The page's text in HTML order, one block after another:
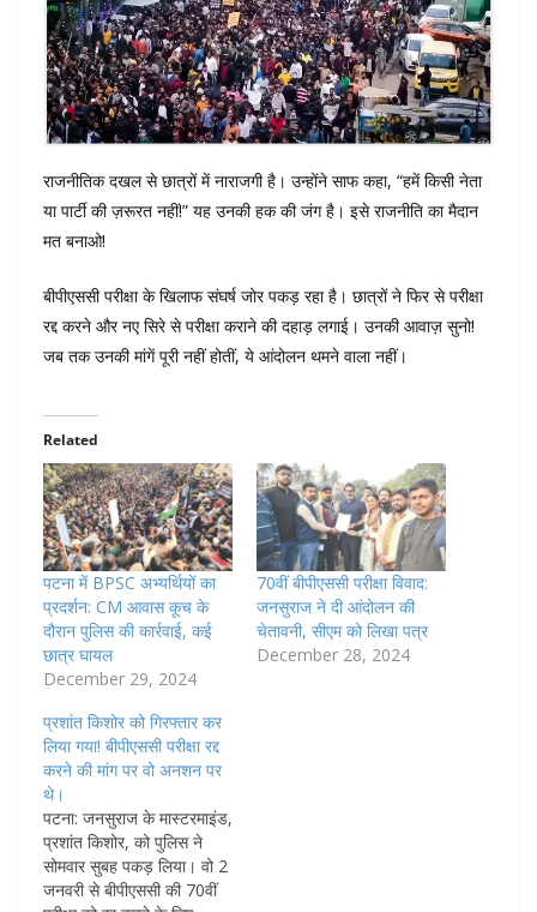
राजनीतिक दखल से छात्रों में नाराजगी है। उन्होंने साफ कहा, “हमें किसी नेता
या पार्टी की ज़रूरत नहीं!” यह उनकी हक की जंग है। इसे राजनीति का मैदान
मत बनाओ!
बीपीएससी परीक्षा के खिलाफ संघर्ष जोर पकड़ रहा है। छात्रों ने फिर से परीक्षा
रद्द करने और नए सिरे से परीक्षा कराने की दहाड़ लगाई। उनकी आवाज़ सुनो!
जब तक उनकी मांगें पूरी नहीं होतीं, ये आंदोलन थमने वाला नहीं।
Related
पटना में BPSC अभ्यर्थियों का
प्रदर्शन: CM आवास कूच के
दौरान पुलिस की कार्रवाई, कई
छात्र घायल
December 29, 2024
70वीं बीपीएससी परीक्षा विवाद:
जनसुराज ने दी आंदोलन की
चेतावनी, सीएम को लिखा पत्र
December 28, 2024
प्रशांत किशोर को गिरफ्तार कर
लिया गया! बीपीएससी परीक्षा रद्द
करने की मांग पर वो अनशन पर
थे।
पटना: जनसुराज के मास्टरमाइंड,
प्रशांत किशोर, को पुलिस ने
सोमवार सुबह पकड़ लिया। वो 2
जनवरी से बीपीएससी की 70वीं